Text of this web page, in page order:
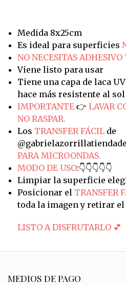
Medida 8x25cm
Es ideal para superficies
NO NECESITAS
Viene listo para usar
Tiene una capa de laca
hace más resistente al
IMPORTANTE 👉 LAVAR
NO RASPAR.
Los TRANSFER FÁCILde
PARA MICROONDAS.
MODO DE USO:👇👇👇👇👇
Limpiar la superficie
Posicionar el TRANSFER
toda la imagen y retirar
LISTO A DISFRUTARLO 💕
MEDIOS DE PAGO